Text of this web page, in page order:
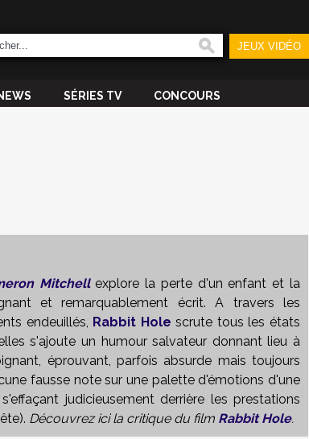
JEUX VIDÉO
SÉRIES TV CONCOURS
Mitchellexplore la perte d'un enfant et la
et remarquablement écrit. A travers les
endeuillés, Rabbit Hole scrute tous les états
s'ajoute un humour salvateur donnant lieu à
éprouvant, parfois absurde mais toujours
fausse note sur une palette d'émotions d'une
judicieusement derrière les prestations
Découvrez ici la critique du film Rabbit Hole.